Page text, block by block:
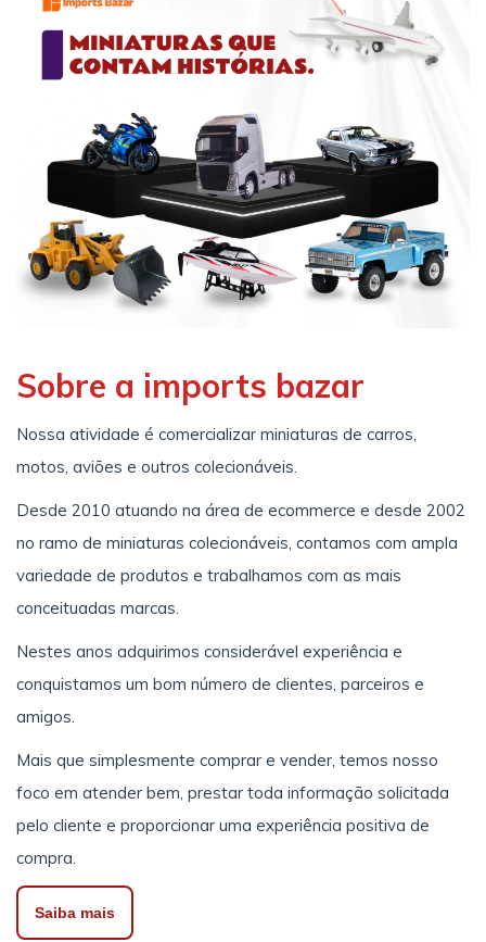
Sobre a imports bazar
Nossa atividade é comercializar miniaturas de carros,
motos, aviões e outros colecionáveis.
Desde 2010 atuando na área de ecommerce e desde 2002
no ramo de miniaturas colecionáveis, contamos com ampla
variedade de produtos e trabalhamos com as mais
conceituadas marcas.
Nestes anos adquirimos considerável experiência e
conquistamos um bom número de clientes, parceiros e
amigos.
Mais que simplesmente comprar e vender, temos nosso
foco em atender bem, prestar toda informação solicitada
pelo cliente e proporcionar uma experiência positiva de
compra.
Saiba mais